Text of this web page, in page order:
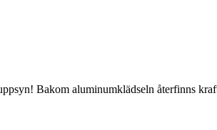
Bakom aluminumklädseln återfinns